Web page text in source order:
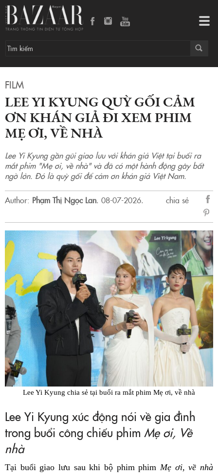
FILM
LEE YI KYUNG QUỲ GỐI CẢM
ƠN KHÁN GIẢ ĐI XEM PHIM
MẸ ƠI, VỀ NHÀ
Lee Yi Kyung gần gũi giao lưu với khán giả Việt tại buổi ra
mắt phim "Mẹ ơi, về nhà" và đã có một hành động gây bất
ngờ lớn. Đó là quỳ gối để cảm ơn khán giả Việt Nam.
Author: Phạm Thị Ngọc Lan. 08-07-2026.
chia sẻ
sẻ
Lee Yi Kyung chia sẻ tại buổi ra mắt phim Mẹ ơi, về nhà
Lee Yi Kyung xúc động nói về gia đình
trong buổi công chiếu phim Mẹ ơi, Về
nhà
Tại buổi giao lưu sau khi bộ phim phim Mẹ ơi, về nhà